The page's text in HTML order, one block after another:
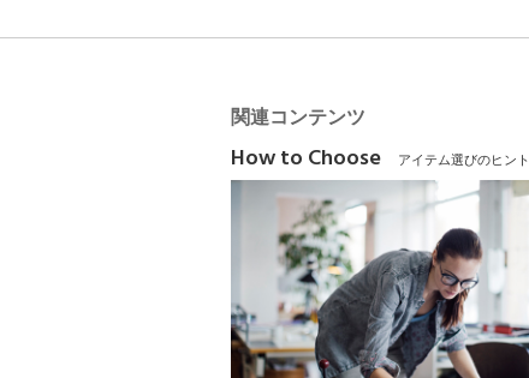
関連コンテンツ
How to Choose アイテム選びのヒント